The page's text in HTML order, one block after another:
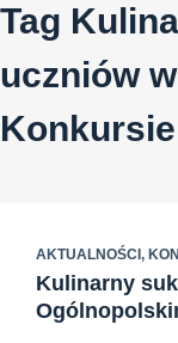
Tag
uczniów
AKTUALNOŚCI ,
Kulinarny